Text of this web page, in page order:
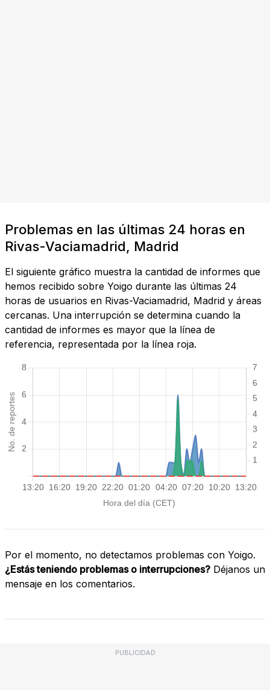
Problemas en las últimas 24 horas en
Rivas-Vaciamadrid, Madrid
El siguiente gráfico muestra la cantidad de informes que
hemos recibido sobre Yoigo durante las últimas 24
horas de usuarios en Rivas-Vaciamadrid, Madrid y áreas
cercanas. Una interrupción se determina cuando la
cantidad de informes es mayor que la línea de
referencia, representada por la línea roja.
Por el momento, no detectamos problemas con Yoigo.
¿Estás teniendo problemas o interrupciones? Déjanos un
mensaje en los comentarios.
PUBLICIDAD